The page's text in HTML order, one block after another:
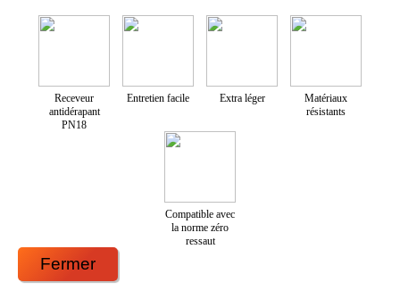
Receveur
antidérapant
PN18
Entretien facile Extra léger
Matériaux
résistants
Compatible avec
la norme zéro
ressaut
Fermer